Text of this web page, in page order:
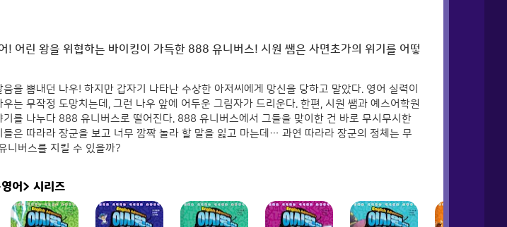
! 어린 왕을 위협하는 바이킹이 가득한 888 유니버스! 시원 쌤은 사면초가의 위기를 어떻
을 뽐내던 나우! 하지만 갑자기 나타난 수상한 아저씨에게 망신을 당하고 말았다. 영어 실력이
는 무작정 도망치는데, 그런 나우 앞에 어두운 그림자가 드리운다. 한편, 시원 쌤과 예스어학원
를 나누다 888 유니버스로 떨어진다. 888 유니버스에서 그들을 맞이한 건 바로 무시무시한
은 따라라 장군을 보고 너무 깜짝 놀라 할 말을 잃고 마는데… 과연 따라라 장군의 정체는 무
니버스를 지킬 수 있을까?
어> 시리즈